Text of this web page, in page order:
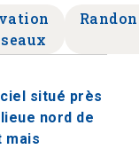
situé près
nord de
mais